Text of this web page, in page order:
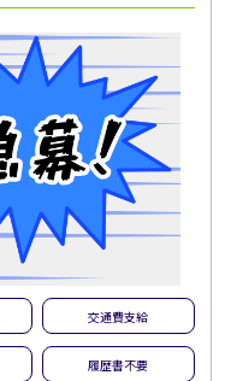
交通費支給
履歴書不要